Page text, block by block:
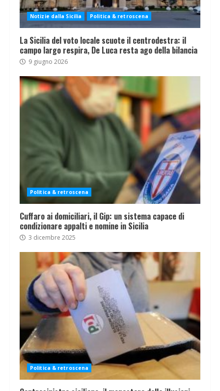
Notizie dalla Sicilia Politica & retroscena
La Sicilia del voto locale scuote il centrodestra: il
campo largo respira, De Luca resta ago della bilancia
9 giugno 2026
Politica & retroscena
Cuffaro ai domiciliari, il Gip: un sistema capace di
condizionare appalti e nomine in Sicilia
3 dicembre 2025
Politica & retroscena